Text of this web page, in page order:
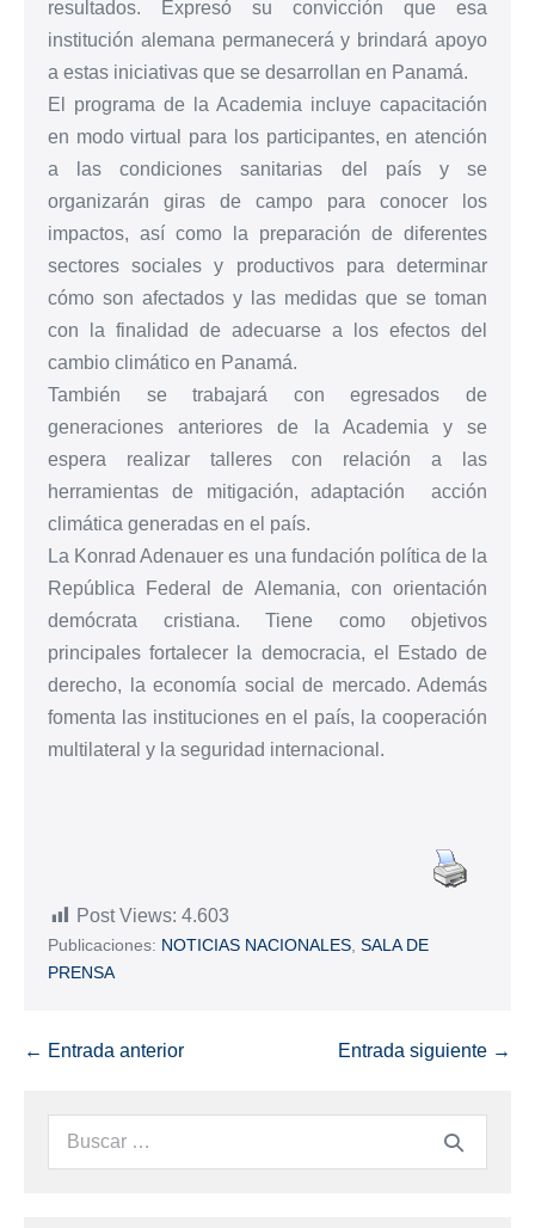
resultados. Expresó su convicción que esa
institución alemana permanecerá y brindará apoyo
a estas iniciativas que se desarrollan en Panamá.
El programa de la Academia incluye capacitación
en modo virtual para los participantes, en atención
a las condiciones sanitarias del país y se
organizarán giras de campo para conocer los
impactos, así como la preparación de diferentes
sectores sociales y productivos para determinar
cómo son afectados y las medidas que se toman
con la finalidad de adecuarse a los efectos del
cambio climático en Panamá.
También se trabajará con egresados de
generaciones anteriores de la Academia y se
espera realizar talleres con relación a las
herramientas de mitigación, adaptación acción
climática generadas en el país.
La Konrad Adenauer es una fundación política de la
República Federal de Alemania, con orientación
demócrata cristiana. Tiene como objetivos
principales fortalecer la democracia, el Estado de
derecho, la economía social de mercado. Además
fomenta las instituciones en el país, la cooperación
multilateral y la seguridad internacional.
Post Views: 4.603
Publicaciones: NOTICIAS NACIONALES SALA DE
PRENSA
← Entrada anterior Entrada siguiente →